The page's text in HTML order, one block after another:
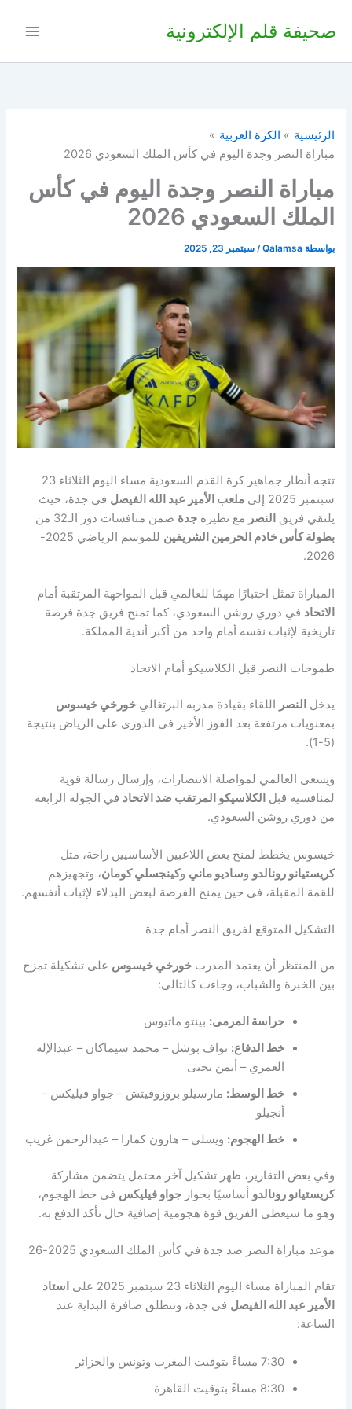
صحيفة قلم الإلكترونية
الرئيسية
الكرة العربية
مباراة النصر وجدة اليوم في كأس الملك السعودي 2026
مباراة النصر وجدة اليوم في كأس
الملك السعودي 2026
بواسطة Qalamsa
/سبتمبر 23, 2025
تتجه أنظار جماهير كرة القدم السعودية مساء اليوم الثلاثاء 23
سبتمبر 2025 إلى
ملعب الأمير عبد الله الفيصل في جدة، حيث
يلتقي فريق النصر مع نظيرهجدة ضمن منافسات دور الـ32 من
بطولة كأس خادم الحرمين الشريفين
للموسم الرياضي 2025-
2026.
المباراة تمثل اختبارًا مهمًا للعالمي قبل المواجهة المرتقبة أمام
الاتحاد في دوري روشن السعودي، كما تمنح فريق جدة فرصة
تاريخية لإثبات نفسه أمام واحد من أكبر أندية المملكة.
طموحات النصر قبل الكلاسيكو أمام الاتحاد
يدخل النصر اللقاء بقيادة مدربه البرتغاليخورخي خيسوس
بمعنويات مرتفعة بعد الفوز الأخير في الدوري على الرياض بنتيجة
(5-1).
ويسعى العالمي لمواصلة الانتصارات، وإرسال رسالة قوية
لمنافسيه قبل الكلاسيكو المرتقب ضد الاتحاد في الجولة الرابعة
من دوري روشن السعودي.
خيسوس يخطط لمنح بعض اللاعبين الأساسيين راحة، مثل
كريستيانو رونالدو وساديو ماني وكينجسلي كومان، وتجهيزهم
للقمة المقبلة، في حين يمنح الفرصة لبعض البدلاء لإثبات أنفسهم.
التشكيل المتوقع لفريق النصر أمام جدة
من المنتظر أن يعتمد المدربخورخي خيسوس على تشكيلة تمزج
بين الخبرة والشباب، وجاءت كالتالي:
حراسة المرمى: بينتو ماتيوس
خط الدفاع: نواف بوشل – محمد سيماكان – عبدالإله
العمري – أيمن يحيى
خط الوسط: مارسيلو بروزوفيتش – جواو فيليكس –
أنجيلو
خط الهجوم: ويسلي – هارون كمارا – عبدالرحمن غريب
وفي بعض التقارير، ظهر تشكيل آخر محتمل يتضمن مشاركة
كريستيانو رونالدو أساسيًا بجوارجواو فيليكس في خط الهجوم،
وهو ما سيعطي الفريق قوة هجومية إضافية حال تأكد الدفع به.
موعد مباراة النصر ضد جدة في كأس الملك السعودي 2025-26
تقام المباراة مساء اليوم الثلاثاء 23 سبتمبر 2025 على
استاد
الأمير عبد الله الفيصل في جدة، وتنطلق صافرة البداية عند
الساعة:
7:30 مساءً بتوقيت المغرب وتونس والجزائر
8:30 مساءً بتوقيت القاهرة